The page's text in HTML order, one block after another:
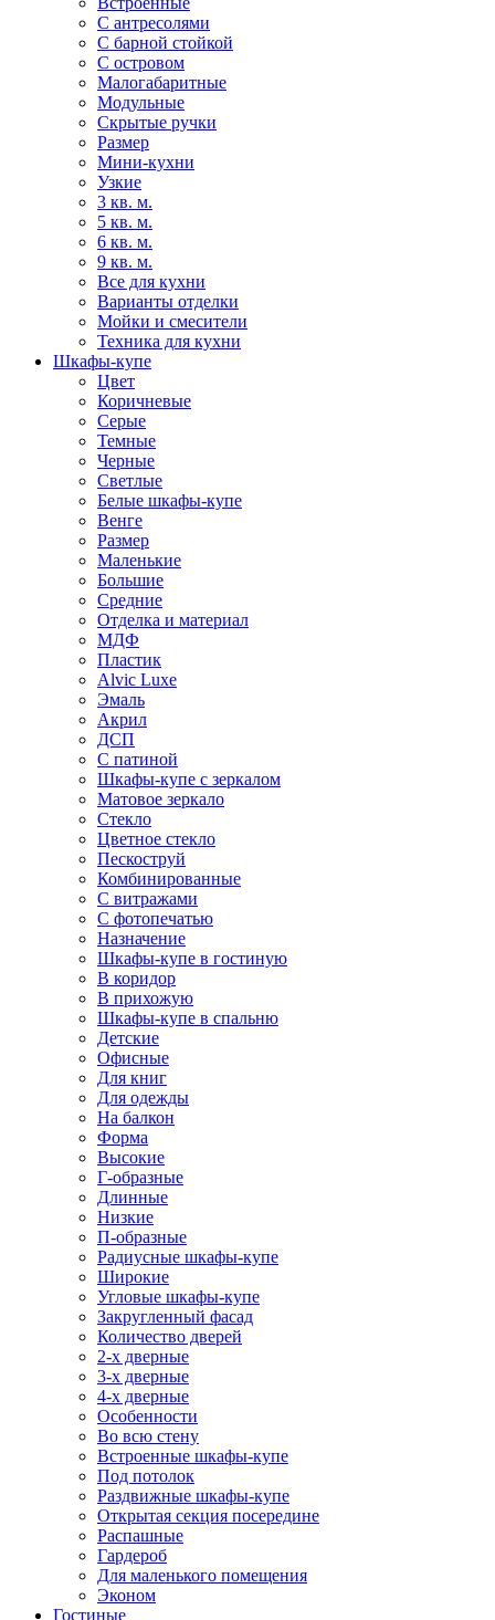
С антресолями
С барной стойкой
С островом
Малогабаритные
Модульные
Скрытые ручки
Размер
Мини-кухни
Узкие
3 кв. м.
5 кв. м.
6 кв. м.
9 кв. м.
Все для кухни
Варианты отделки
Мойки и смесители
Техника для кухни
Шкафы-купе
Цвет
Коричневые
Серые
Темные
Черные
Светлые
Белые шкафы-купе
Венге
Размер
Маленькие
Большие
Средние
Отделка и материал
МДФ
Пластик
Alvic Luxe
Эмаль
Акрил
ДСП
С патиной
Шкафы-купе с зеркалом
Матовое зеркало
Стекло
Цветное стекло
Пескоструй
Комбинированные
С витражами
С фотопечатью
Назначение
Шкафы-купе в гостиную
В коридор
В прихожую
Шкафы-купе в спальню
Детские
Офисные
Для книг
Для одежды
На балкон
Форма
Высокие
Г-образные
Длинные
Низкие
П-образные
Радиусные шкафы-купе
Широкие
Угловые шкафы-купе
Закругленный фасад
Количество дверей
2-х дверные
3-х дверные
4-х дверные
Особенности
Во всю стену
Встроенные шкафы-купе
Под потолок
Раздвижные шкафы-купе
Открытая секция посередине
Распашные
Гардероб
Для маленького помещения
Эконом
Гостиные